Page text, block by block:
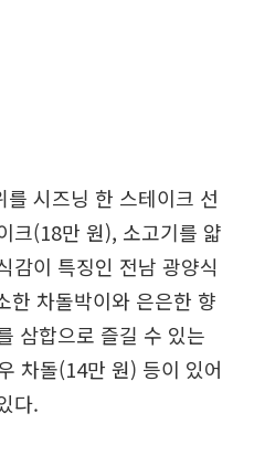
시즈닝 한 스테이크 선
크(18만 원), 소고기를 얇
감이 특징인 전남 광양식
한 차돌박이와 은은한 향
삼합으로 즐길 수 있는
차돌(14만 원) 등이 있어
다.